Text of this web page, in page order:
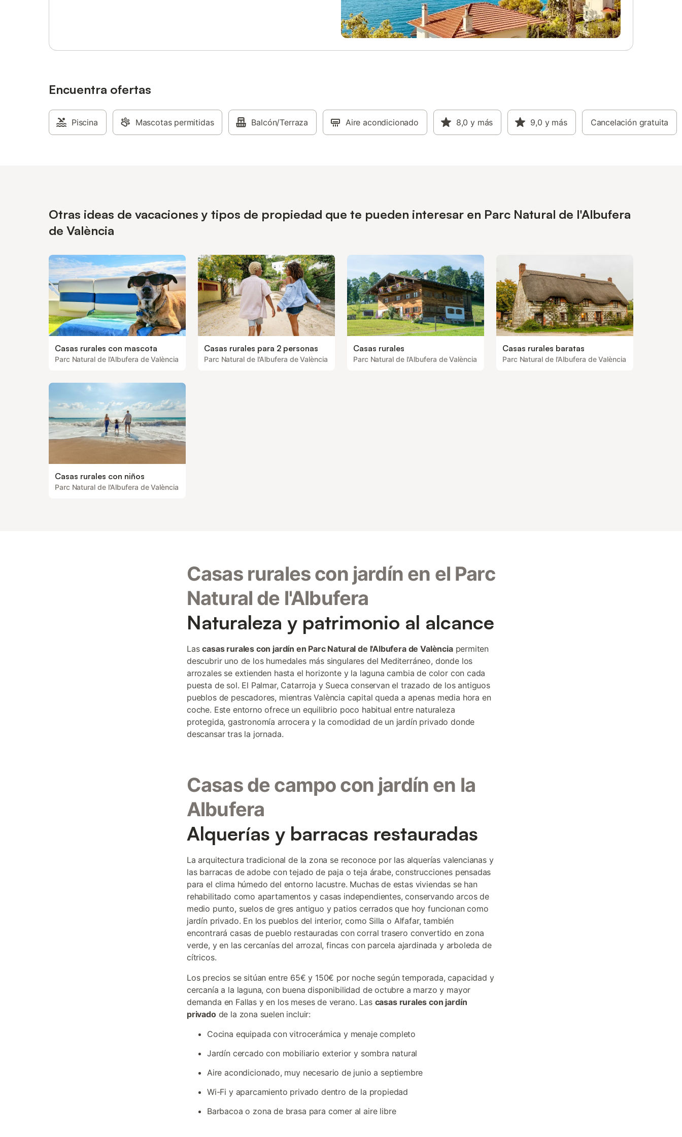
está enfocada a familias y parejas. Esta
propiedad tiene normas de reciclaje, se
Encuentra ofertas
Piscina Mascotas permitidas Balcón/Terraza Aire acondicionado 8,0 y más 9,0 y más Cancelación gratuita
Otras ideas de vacaciones y tipos de propiedad que te pueden interesar en Parc Natural de l'Albufera
de València
Casas rurales con mascota
Parc Natural de l'Albufera de València
Casas rurales para 2 personas
Parc Natural de l'Albufera de València
Casas rurales
Parc Natural de l'Albufera de València
Casas rurales baratas
Parc Natural de l'Albufera de València
Casas rurales con niños
Parc Natural de l'Albufera de València
Casas rurales con jardín en el Parc
Natural de l'Albufera
Naturaleza y patrimonio al alcance
Lascasas rurales con jardín en Parc Natural de l'Albufera de Valènciapermiten
descubrir uno de los humedales más singulares del Mediterráneo, donde los
arrozales se extienden hasta el horizonte y la laguna cambia de color con cada
puesta de sol. El Palmar, Catarroja y Sueca conservan el trazado de los antiguos
pueblos de pescadores, mientras València capital queda a apenas media hora en
coche. Este entorno ofrece un equilibrio poco habitual entre naturaleza
protegida, gastronomía arrocera y la comodidad de un jardín privado donde
descansar tras la jornada.
Casas de campo con jardín en la
Albufera
Alquerías y barracas restauradas
La arquitectura tradicional de la zona se reconoce por las alquerías valencianas y
las barracas de adobe con tejado de paja o teja árabe, construcciones pensadas
para el clima húmedo del entorno lacustre. Muchas de estas viviendas se han
rehabilitado como apartamentos y casas independientes, conservando arcos de
medio punto, suelos de gres antiguo y patios cerrados que hoy funcionan como
jardín privado. En los pueblos del interior, como Silla o Alfafar, también
encontrará casas de pueblo restauradas con corral trasero convertido en zona
verde, y en las cercanías del arrozal, fincas con parcela ajardinada y arboleda de
cítricos.
Los precios se sitúan entre 65€ y 150€ por noche según temporada, capacidad y
cercanía a la laguna, con buena disponibilidad de octubre a marzo y mayor
demanda en Fallas y en los meses de verano. Las casas rurales con jardín
privadode la zona suelen incluir:
Cocina equipada con vitrocerámica y menaje completo
Jardín cercado con mobiliario exterior y sombra natural
Aire acondicionado, muy necesario de junio a septiembre
Wi-Fi y aparcamiento privado dentro de la propiedad
Barbacoa o zona de brasa para comer al aire libre